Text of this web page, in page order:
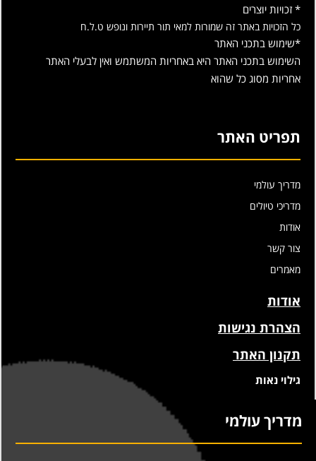
* זכויות יוצרים
כל הזכויות באתר זה שמורות למאי תור תיירות ונופש ט.ל.ח
*שימוש בתכני האתר
השימוש בתכני האתר היא באחריות המשתמש ואין לבעלי האתר
אחריות מסוג כל שהוא
תפריט האתר
מדריך עולמי
מדריכי טיולים
אודות
צור קשר
מאמרים
אודות
הצהרת נגישות
תקנון האתר
גילוי נאות
מדריך עולמי